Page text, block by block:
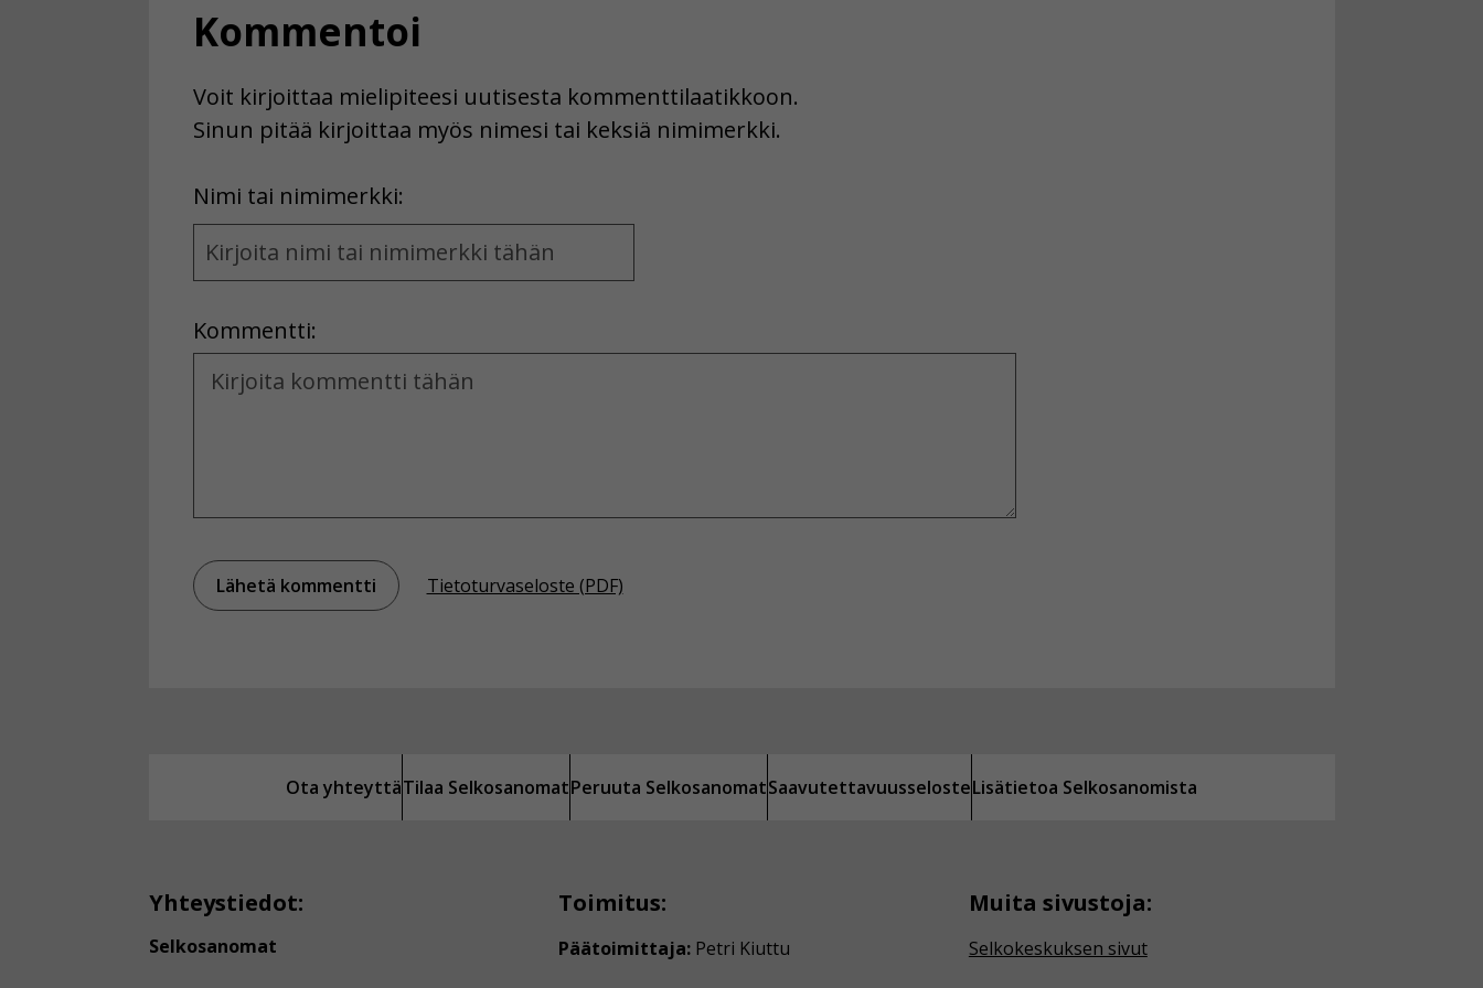
Kommentoi
Voit kirjoittaa mielipiteesi uutisesta kommenttilaatikkoon.
Sinun pitää kirjoittaa myös nimesi tai keksiä nimimerkki.
Nimi tai nimimerkki:
Name
and
Kommentti:
Kommentti
Tietoturvaseloste (PDF)
Ota yhteyttäTilaa SelkosanomatPeruuta SelkosanomatSaavutettavuusselosteLisätietoa Selkosanomista
Yhteystiedot:
Selkosanomat
Toimitus:
Päätoimittaja: Petri Kiuttu
Muita sivustoja:
Selkokeskuksen sivut